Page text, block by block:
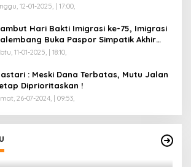
12-01-2025, | 17:00,
Hari Bakti Imigrasi ke-75, Imigrasi
Buka Paspor Simpatik Akhir
11-01-2025, | 18:10,
: Meski Dana Terbatas, Mutu Jalan
Diprioritaskan !
26-07-2024, | 09:53,